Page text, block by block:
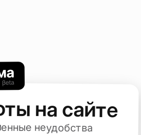
на сайте
неудобства